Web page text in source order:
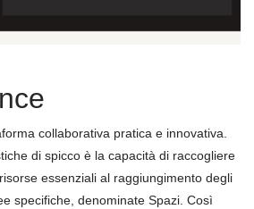
collaborativa pratica e innovativa.
di spicco è la capacità di raccogliere
essenziali al raggiungimento degli
specifiche, denominate Spazi. Così